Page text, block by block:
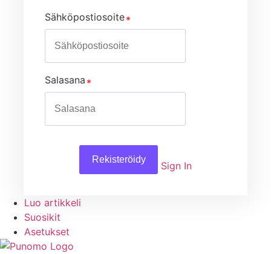
Sähköpostiosoite
Salasana
Rekisteröidy
Sign In
Luo artikkeli
Suosikit
Asetukset